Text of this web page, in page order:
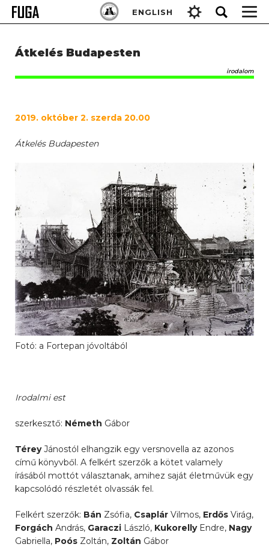
Skip
ENGLISH
Keresés:
Átkelés Budapesten
irodalom
2019. október 2. szerda 20.00
Átkelés Budapesten
Fotó: a Fortepan jóvoltából
Irodalmi est
szerkesztő: Németh Gábor
TéreyJánostól elhangzik egy versnovella az azonos
című könyvből. A felkért szerzők a kötet valamely
írásából mottót választanak, amihez saját életművük egy
kapcsolódó részletét olvassák fel.
Felkért szerzők: Bán Zsófia, Csaplár Vilmos, Erdős Virág,
Forgách András, Garaczi László, Kukorelly Endre, Nagy
Gabriella, Poós Zoltán, Zoltán Gábor